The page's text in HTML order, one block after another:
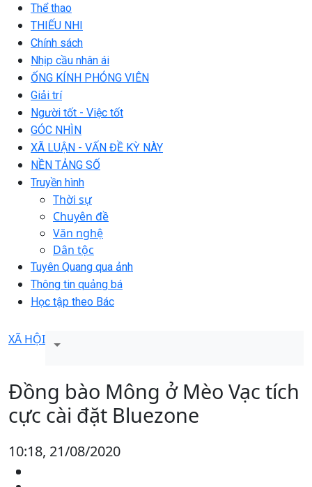
Thể thao
THIẾU NHI
Chính sách
Nhịp cầu nhân ái
ỐNG KÍNH PHÓNG VIÊN
Giải trí
Người tốt - Việc tốt
GÓC NHÌN
XÃ LUẬN - VẤN ĐỀ KỲ NÀY
NỀN TẢNG SỐ
Truyền hình
Thời sự
Chuyên đề
Văn nghệ
Dân tộc
Tuyên Quang qua ảnh
Thông tin quảng bá
Học tập theo Bác
XÃ HỘI
Đồng bào Mông ở Mèo Vạc tích
cực cài đặt Bluezone
10:18, 21/08/2020